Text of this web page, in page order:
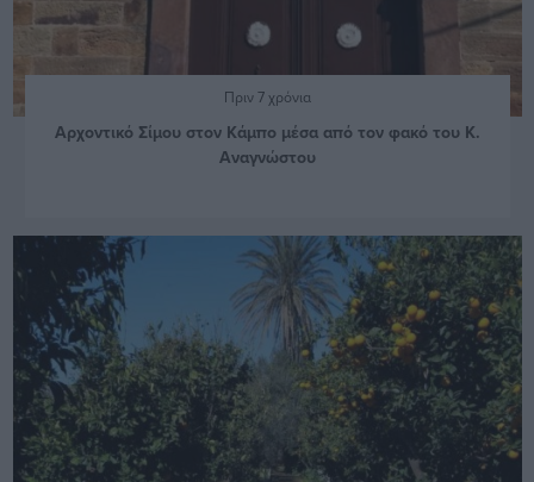
Πριν 7 χρόνια
Αρχοντικό Σίμου στον Κάμπο μέσα από τον φακό του Κ.
Αναγνώστου